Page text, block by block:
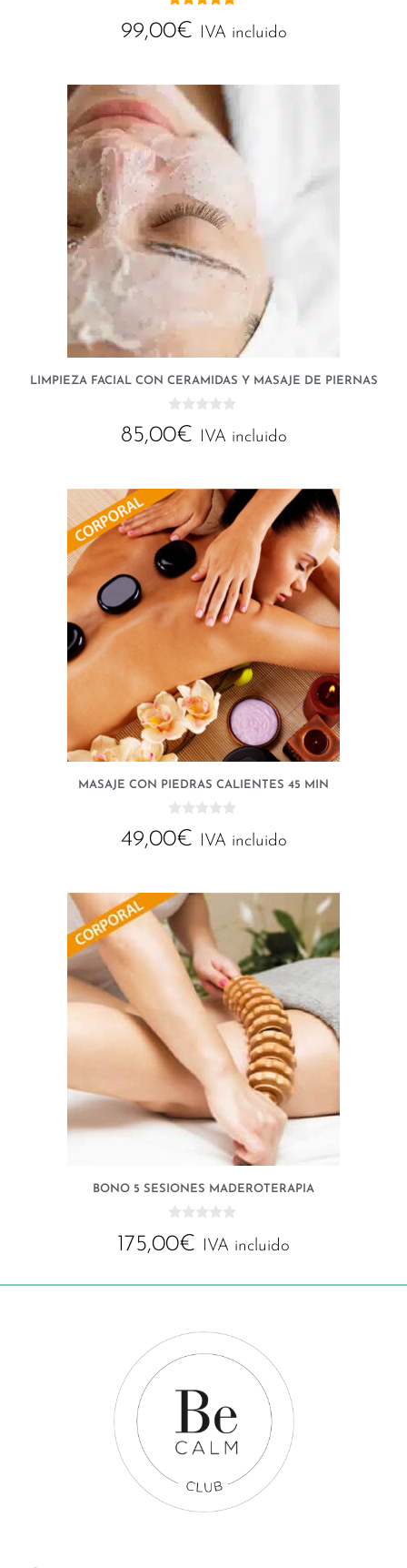
de 5
99,00€ IVA incluido
LIMPIEZA FACIAL CON CERAMIDAS Y MASAJE DE PIERNAS
d
85,00€ IVA incluido
MASAJE CON PIEDRAS CALIENTES 45 MIN
d
49,00€ IVA incluido
BONO 5 SESIONES MADEROTERAPIA
d
175,00€ IVA incluido